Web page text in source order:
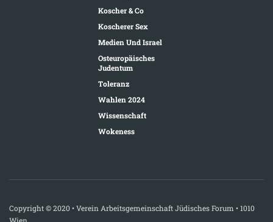
Koscher & Co
Koscherer Sex
Medien Und Israel
Osteuropäisches
Judentum
Toleranz
Wahlen 2024
Wissenschaft
Wokeness
Copyright © 2020 • Verein Arbeitsgemeinschaft Jüdisches Forum • 1010
Wien